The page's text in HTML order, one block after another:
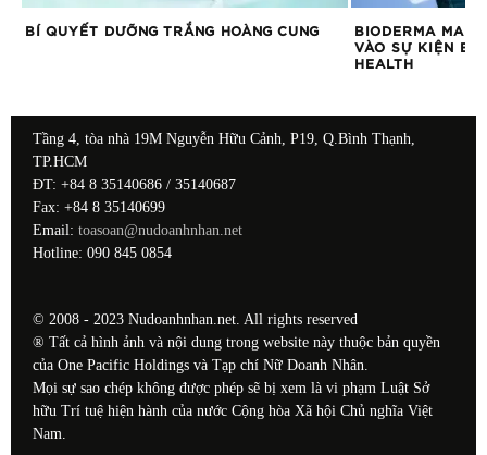
BÍ QUYẾT DƯỠNG TRẮNG HOÀNG CUNG
BIODERMA
VÀO SỰ KIỆN
HEALTH
Tầng 4, tòa nhà 19M Nguyễn Hữu Cảnh, P19, Q.Bình Thạnh,
TP.HCM
ĐT: +84 8 35140686 / 35140687
Fax: +84 8 35140699
Email: toasoan@nudoanhnhan.net
Hotline: 090 845 0854
© 2008 - 2023 Nudoanhnhan.net. All rights reserved
® Tất cả hình ảnh và nội dung trong website này thuộc bản quyền
của One Pacific Holdings và Tạp chí Nữ Doanh Nhân.
Mọi sự sao chép không được phép sẽ bị xem là vi phạm Luật Sở
hữu Trí tuệ hiện hành của nước Cộng hòa Xã hội Chủ nghĩa Việt
Nam.